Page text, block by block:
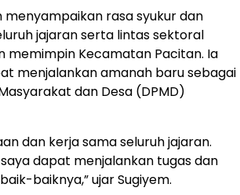
rasa syukur dan
jajaran serta lintas sektoral
memimpin Kecamatan Pacitan. Ia
menjalankan amanah baru sebagai
dan Desa (DPMD)
dan kerja sama seluruh jajaran.
dapat menjalankan tugas dan
baiknya,” ujar Sugiyem.